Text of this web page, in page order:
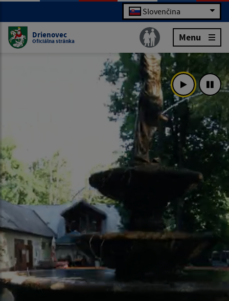
Slovenčina
Drienovec
Oficiálna stránka Menu